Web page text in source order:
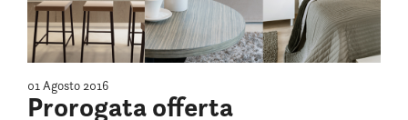
01 Agosto 2016
Prorogata offerta